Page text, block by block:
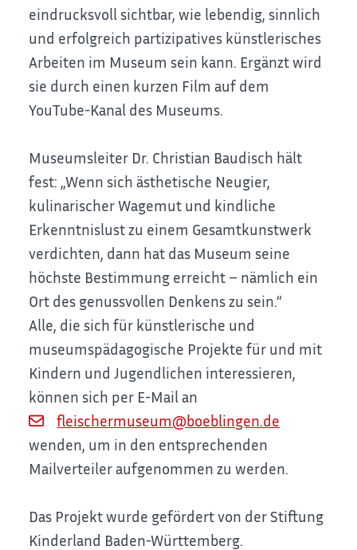
eindrucksvoll sichtbar, wie lebendig, sinnlich
und erfolgreich partizipatives künstlerisches
Arbeiten im Museum sein kann. Ergänzt wird
sie durch einen kurzen Film auf dem
YouTube-Kanal des Museums.
Museumsleiter Dr. Christian Baudisch hält
fest: „Wenn sich ästhetische Neugier,
kulinarischer Wagemut und kindliche
Erkenntnislust zu einem Gesamtkunstwerk
verdichten, dann hat das Museum seine
höchste Bestimmung erreicht – nämlich ein
Ort des genussvollen Denkens zu sein.“
Alle, die sich für künstlerische und
museumspädagogische Projekte für und mit
Kindern und Jugendlichen interessieren,
können sich per E-Mail an
fleischermuseum@boeblingen.de
wenden, um in den entsprechenden
Mailverteiler aufgenommen zu werden.
Das Projekt wurde gefördert von der Stiftung
Kinderland Baden-Württemberg.